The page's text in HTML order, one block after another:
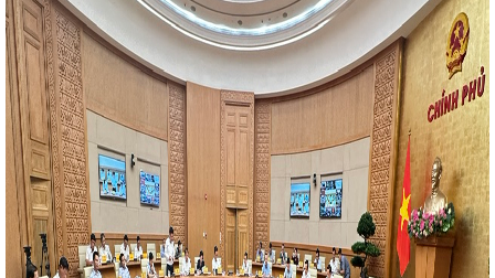
Bắc lần thứ XVIII
Thủ tướng yêu cầu tập trung thực hiện sắp
chính
Huấn luyện kỹ thuật an toàn vật liệu nổ công
việc liên quan đến hoạt động VLNCN của các đơn vị trên địa
điểm tập thể Đảng ủy, Lãnh đạo sở Công Thương Hà Tĩnh
cơ khí, công nghiệpmade in Hà Tĩnh tham gia Hội chợ triển
biến chế tạo năm 2023 tại Đà Nẵng
Công ty Xăng dầu Hà
năm 2022 và Hội nghị người lao động 2023
Khắc phục
các dự án tại Khu kinh tế Vũng Áng
Ngày 29/11, Quốc hội
lý và đầu tư vốn nhà nước tại doanh nghiệp
Tuyên truyền
Tĩnh sản xuất, tiêu dùng bền vững
Thứ trưởng Phan Thị
Bộ Công Thương dâng hương tại Ngã ba Đồng Lộc
Kỳ họp
nghị nhiều nội dung về đầu tư công và chuyển mục đích sử
hóa đáp ứng nhu cầu tăng cao của Nhân dân trong dịp Tết
Quý Mão 2023
Chủ động cung cấp điện trong mùa nắng